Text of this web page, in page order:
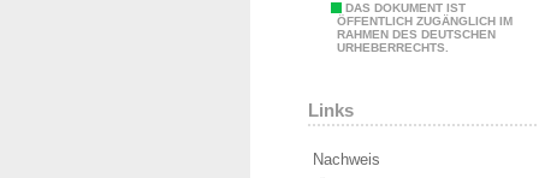
DAS DOKUMENT IST
ÖFFENTLICH ZUGÄNGLICH IM
RAHMEN DES DEUTSCHEN
URHEBERRECHTS.
Links
Nachweis